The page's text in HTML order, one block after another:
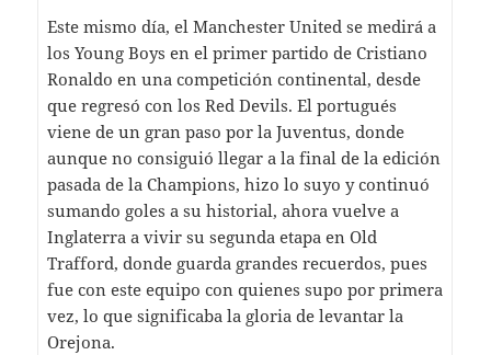
Este mismo día, el Manchester United se medirá a
los Young Boys en el primer partido de Cristiano
Ronaldo en una competición continental, desde
que regresó con los Red Devils. El portugués
viene de un gran paso por la Juventus, donde
aunque no consiguió llegar a la final de la edición
pasada de la Champions, hizo lo suyo y continuó
sumando goles a su historial, ahora vuelve a
Inglaterra a vivir su segunda etapa en Old
Trafford, donde guarda grandes recuerdos, pues
fue con este equipo con quienes supo por primera
vez, lo que significaba la gloria de levantar la
Orejona.